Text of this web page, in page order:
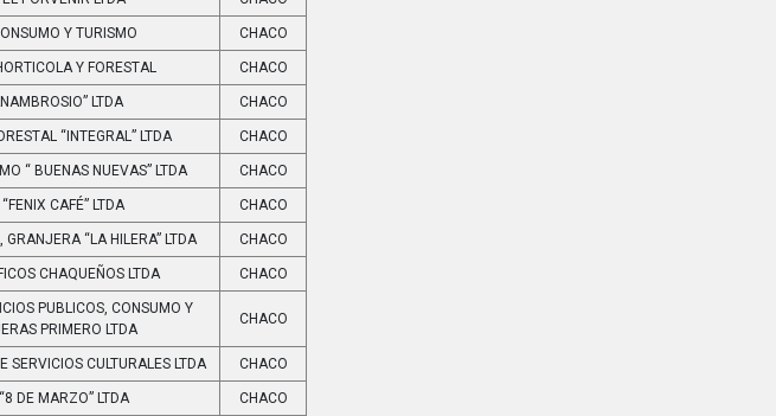
Y TURISMO CHACO
Y FORESTAL CHACO
LTDA CHACO
“INTEGRAL” LTDA CHACO
“ BUENAS NUEVAS” LTDA CHACO
CAFÉ” LTDA CHACO
“LA HILERA” LTDA CHACO
CHAQUEÑOS LTDA CHACO
PUBLICOS, CONSUMO Y
PRIMERO LTDA
CHACO
SERVICIOS CULTURALES LTDA CHACO
DE MARZO” LTDA CHACO